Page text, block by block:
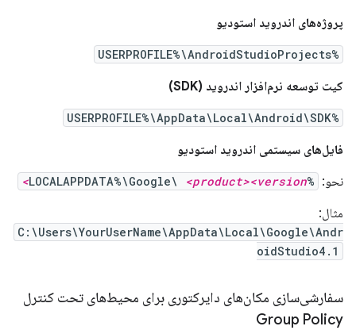
پروژه‌های اندروید استودیو
%USERPROFILE%\AndroidStudioProjects
کیت توسعه نرم‌افزار اندروید (SDK)
%USERPROFILE%\AppData\Local\Android\SDK
فایل‌های سیستمی اندروید استودیو
نحو: %LOCALAPPDATA%\Google\
<product><version>
مثال:
C:\Users\YourUserName\AppData\Local\Google\Andr
oidStudio4.1
سفارشی‌سازی مکان‌های دایرکتوری برای محیط‌های تحت کنترل
Group Policy